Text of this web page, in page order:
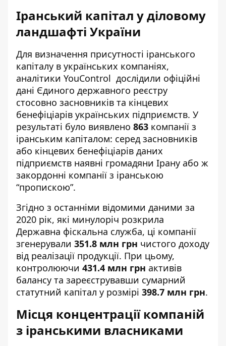
Іранський капітал у діловому
ландшафті України
Для визначення присутності іранського
капіталу в українських компаніях,
аналітики YouControl дослідили офіційні
дані Єдиного державного реєстру
стосовно засновників та кінцевих
бенефіціарів українських підприємств. У
результаті було виявлено 863 компанії з
іранським капіталом: серед засновників
або кінцевих бенефіціарів даних
підприємств наявні громадяни Ірану або ж
закордонні компанії з іранською
“пропискою”.
Згідно з останніми відомими даними за
2020 рік, які минулоріч розкрила
Державна фіскальна служба, ці компанії
згенерували 351.8 млн грн чистого доходу
від реалізації продукції. При цьому,
контролюючи 431.4 млн грн активів
балансу та зареєструвавши сумарний
статутний капітал у розмірі 398.7 млн грн.
Місця концентрації компаній
з іранськими власниками